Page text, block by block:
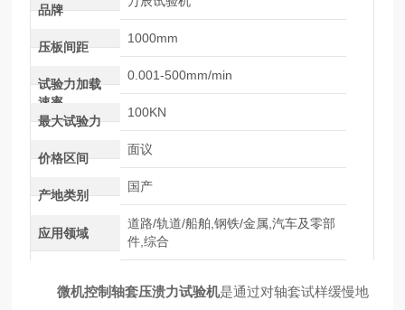
品牌
压板间距
1000mm
试验力加载
速率
0.001-500mm/min
最大试验力
100KN
价格区间
面议
产地类别
国产
应用领域
道路/轨道/船舶,钢铁/金属,汽车及零部
件,综合
微机控制轴套压溃力试验机是通过对轴套试样缓慢地